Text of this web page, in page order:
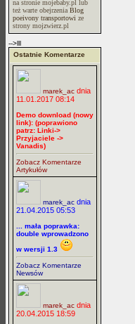
na stronie mojebaby.pl lub
też warte obejrzenia Blog
poeivony transportowi ze
strony mojzwierz.pl
-->lll
Ostatnie Komentarze
marek_ac dnia
11.01.2017 08:14
Demo download (nowy
link): (poprawiono
patrz: Linki->
Przyjaciele ->
Vanadis)
Zobacz Komentarze
Artykułów
marek_ac dnia
21.04.2015 05:53
... mała poprawka:
double wprowadzono
w wersji 1.3
Zobacz Komentarze
Newsów
marek_ac dnia
20.04.2015 18:59